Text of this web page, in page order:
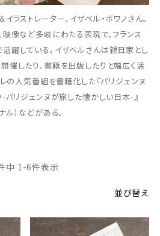
ラストレーター、イザベル・ボワノさん。
映像など多岐にわたる表現で、フランス
躍している。イザベルさんは親日家とし
催したり、書籍を出版したりと幅広く活
の人気番組を書籍化した『パリジェンヌ
-パリジェンヌが旅した懐かしい日本-』
ル）などがある。
並び替え
中 1 -6件表示